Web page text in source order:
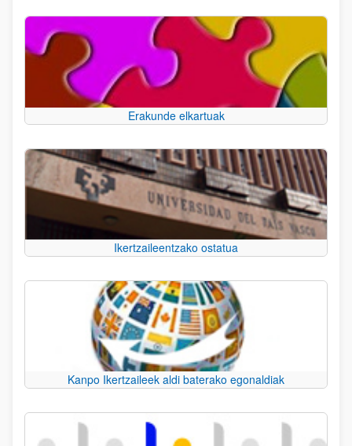
Erakunde elkartuak
Ikertzaileentzako ostatua
Kanpo Ikertzaileek aldi baterako egonaldiak